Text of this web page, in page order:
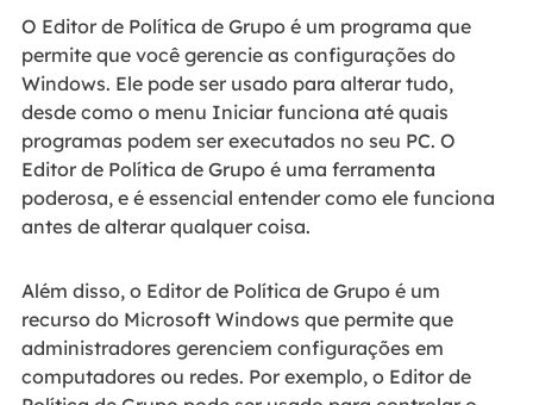
O Editor de Política de Grupo é um programa que
permite que você gerencie as configurações do
Windows. Ele pode ser usado para alterar tudo,
desde como o menu Iniciar funciona até quais
programas podem ser executados no seu PC. O
Editor de Política de Grupo é uma ferramenta
poderosa, e é essencial entender como ele funciona
antes de alterar qualquer coisa.
Além disso, o Editor de Política de Grupo é um
recurso do Microsoft Windows que permite que
administradores gerenciem configurações em
computadores ou redes. Por exemplo, o Editor de